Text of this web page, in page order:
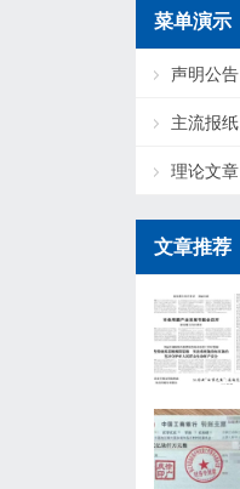
菜单演示
声明公告
主流报纸
理论文章
文章推荐